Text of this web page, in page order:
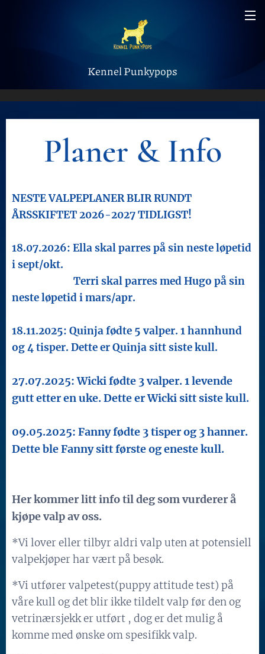
Kennel Punkypops
Planer & Info
NESTE VALPEPLANER BLIR RUNDT
ÅRSSKIFTET 2026-2027 TIDLIGST!
18.07.2026: Ella skal parres på sin neste løpetid
i sept/okt.
Terri skal parres med Hugo på sin
neste løpetid i mars/apr.
18.11.2025: Quinja fødte 5 valper. 1 hannhund
og 4 tisper. Dette er Quinja sitt siste kull.
27.07.2025: Wicki fødte 3 valper. 1 levende
gutt etter en uke. Dette er Wicki sitt siste kull.
09.05.2025: Fanny fødte 3 tisper og 3 hanner.
Dette ble Fanny sitt første og eneste kull.
Her kommer litt info til deg som vurderer å
kjøpe valp av oss.
*Vi lover eller tilbyr aldri valp uten at potensiell
valpekjøper har vært på besøk.
*Vi utfører valpetest(puppy attitude test) på
våre kull og det blir ikke tildelt valp før den og
vetrinærsjekk er utført , dog er det mulig å
komme med ønske om spesifikk valp.